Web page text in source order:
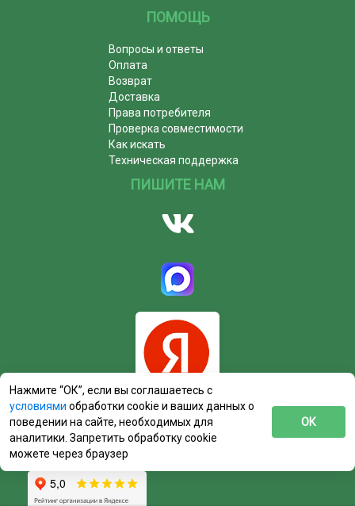
ПОМОЩЬ
Вопросы и ответы
Оплата
Возврат
Доставка
Права потребителя
Проверка совместимости
Как искать
Техническая поддержка
ПИШИТЕ НАМ
Нажмите “ОК”, если вы соглашаетесь с
условиями обработки cookie и ваших данных о
поведении на сайте, необходимых для
аналитики. Запретить обработку cookie
можете через браузер
ОК